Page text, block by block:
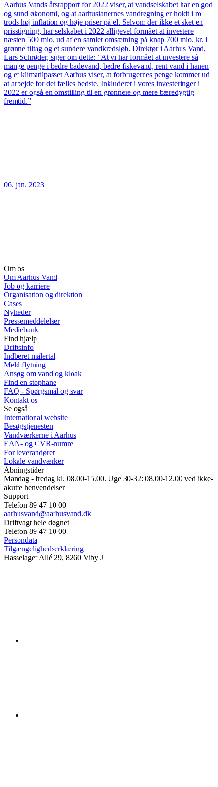
Aarhus Vands årsrapport for 2022 viser, at vandselskabet har en god
og sund økonomi, og at aarhusianernes vandregning er holdt i ro
trods høj inflation og høje priser på el. Selvom der ikke et sket en
prisstigning, har selskabet i 2022 alligevel formået at investere
næsten 500 mio. ud af en samlet omsætning på knap 700 mio. kr. i
grønne tiltag og et sundere vandkredsløb. Direktør i Aarhus Vand,
Lars Schrøder, siger om dette: ”At vi har formået at investere så
mange penge i bedre badevand, bedre fiskevand, rent vand i hanen
og et klimatilpasset Aarhus viser, at forbrugernes penge kommer ud
at arbejde for det fælles bedste. Inkluderet i vores investeringer i
2022 er også en omstilling til en grønnere og mere bæredygtig
fremtid.”
06. jan. 2023
Om os
Om Aarhus Vand
Job og karriere
Organisation og direktion
Cases
Nyheder
Pressemeddelelser
Mediebank
Find hjælp
Driftsinfo
Indberet målertal
Meld flytning
Ansøg om vand og kloak
Find en stophane
FAQ - Spørgsmål og svar
Kontakt os
Se også
International website
Besøgstjenesten
Vandværkerne i Aarhus
EAN- og CVR-numre
For leverandører
Lokale vandværker
Åbningstider
Mandag - fredag kl. 08.00-15.00. Uge 30-32: 08.00-12.00 ved ikke-
akutte henvendelser
Support
Telefon 89 47 10 00
aarhusvand@aarhusvand.dk
Driftvagt hele døgnet
Telefon 89 47 10 00
Persondata
Tilgængelighedserklæring
Hasselager Allé 29, 8260 Viby J